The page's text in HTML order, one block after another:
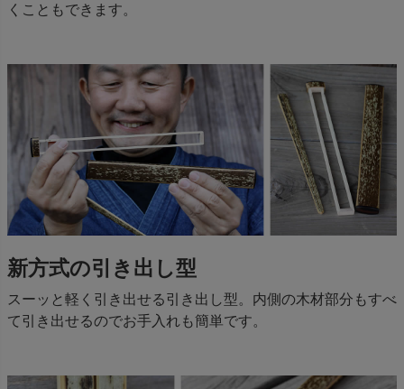
くこともできます。
新方式の引き出し型
スーッと軽く引き出せる引き出し型。内側の木材部分もすべ
て引き出せるのでお手入れも簡単です。